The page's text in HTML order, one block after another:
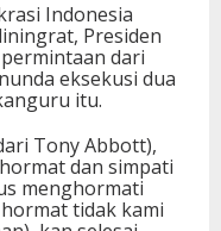
Indonesia
Presiden
dari
eksekusi dua
itu.
Tony Abbott),
dan simpati
menghormati
tidak kami